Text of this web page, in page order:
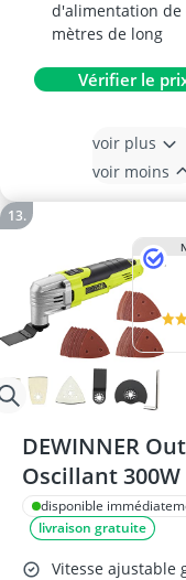
d'alimentation de
mètres de long
Vérifier le
voir plus
voir moins
DEWINNER
Oscillant 300W
disponible
livraison gratuite
Vitesse ajustable